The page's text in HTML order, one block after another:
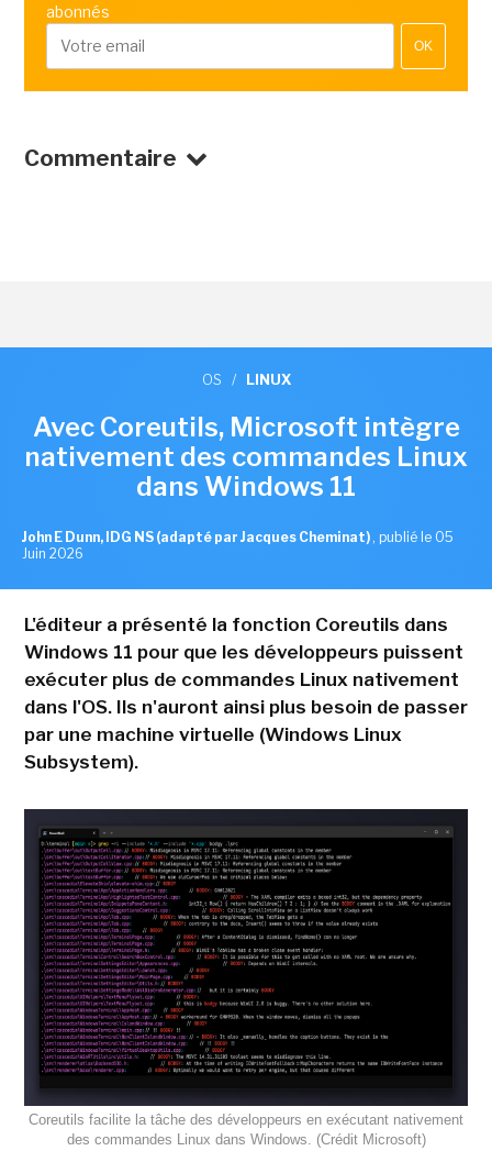
abonnés
OK
Commentaire
OS / LINUX
Avec Coreutils, Microsoft intègre
nativement des commandes Linux
dans Windows 11
John E Dunn, IDG NS (adapté par Jacques Cheminat) , publié le 05
Juin 2026
L'éditeur a présenté la fonction Coreutils dans
Windows 11 pour que les développeurs puissent
exécuter plus de commandes Linux nativement
dans l'OS. Ils n'auront ainsi plus besoin de passer
par une machine virtuelle (Windows Linux
Subsystem).
Coreutils facilite la tâche des développeurs en exécutant nativement
des commandes Linux dans Windows. (Crédit Microsoft)